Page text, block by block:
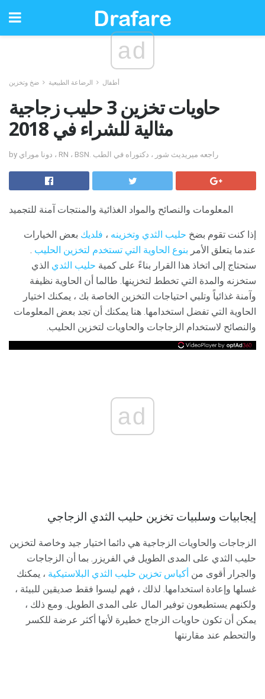
ad
أطفال الرضاعة الطبيعية ضخ وتخزين
حاويات تخزين 3 حليب زجاجية
مثالية للشراء في 2018
by دونا موراي ، RN ، BSN. راجعه ميريديث شور ، دكتوراه في الطب
المعلومات والنصائح والمواد الغذائية والمنتجات آمنة للتجميد
إذا كنت تقوم بضخ حليب الثدي وتخزينه ، فلديك بعض الخيارات
عندما يتعلق الأمر بنوع الحاوية التي تستخدم لتخزين الحليب .
ستحتاج إلى اتخاذ هذا القرار بناءً على كمية حليب الثدي الذي
ستخزنه والمدة التي تخطط لتخزينها. طالما أن الحاوية نظيفة
وآمنة غذائياً وتلبي احتياجات التخزين الخاصة بك ، يمكنك اختيار
الحاوية التي تفضل استخدامها. هنا يمكنك أن تجد بعض المعلومات
والنصائح لاستخدام الزجاجات والحاويات لتخزين الحليب.
ad
إيجابيات وسلبيات تخزين حليب الثدي الزجاجي
الزجاجات والحاويات الزجاجية هي دائما اختيار جيد وخاصة لتخزين
حليب الثدي على المدى الطويل في الفريزر. بما أن الزجاجات
والجرار أقوى من أكياس تخزين حليب الثدي البلاستيكية ، يمكنك
غسلها وإعادة استخدامها. لذلك ، فهم ليسوا فقط صديقين للبيئة ،
ولكنهم يستطيعون توفير المال على المدى الطويل. ومع ذلك ،
يمكن أن تكون حاويات الزجاج خطيرة لأنها أكثر عرضة للكسر
والتحطم عند مقارنتها